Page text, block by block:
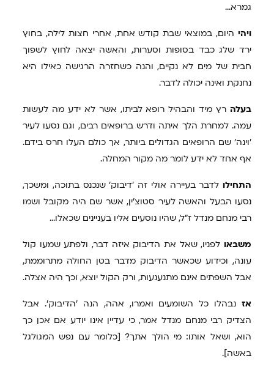
גמרא...
ויהי היום, במוצאי שבת קודש אחת, אחרי חצות לילה, בחוץ
ירד שלג כבד בסופות וסערות, והאשה יצאה לחוץ לשפוך
חבית של מים לא נקיים, והנה כשחזרה הרגישה כאילו היא
נחנקת ואינה יכולה לדבר.
בעלה רץ מיד והבהיל רופא לביתו, אשר לא ידע מה לעשות
עמה. למחרת הלך איתה ודרש ברופאים רבים, וגם נסעו לעיר
'וינה' שם הרופאים הגדולים ביותר, אך כולם העלו חרס בידם.
אף אחד לא ידע לומר מה מקור המחלה.
התחילו לדבר בעיירה אולי זה 'דיבוק' שנכנס בתוכה, ומשכך,
נסעו הבעל והאשה לעיר סטוצ'ין, אשר שם היה מקובל ושמו
רבי מנחם מנדל ז"ל, שהיו נוסעים אליו בעניינים שכאלו...
משבאו לפניו, שאל את הדיבוק איזה דבר, ולפתע שמעו קול
עונה, וכידוע שכאשר הדיבוק מדבר בטן החולה מתרוממת,
אבל השפתים אינם מתנענעות, ורק הקול יוצא, וכך היה אצלה.
אז נבהלו כל השומעים ואמרו, אהה, הנה 'הדיבוק'. אבל
הצדיק רבי מנחם מנדל אמר, כי עדיין אינו יודע אם אכן כך
הוא, ושאל אותו: מי הולך אתך? [כלומר עם נפש המגולגל
באשה].